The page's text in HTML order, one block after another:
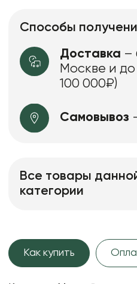
Способы
Доставка –
Москве и до
100 000₽)
Самовывоз
Все товары
категории
Как купить